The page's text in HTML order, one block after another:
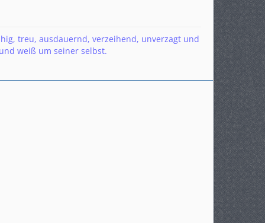
treu, ausdauernd, verzeihend, unverzagt und
weiß um seiner selbst.